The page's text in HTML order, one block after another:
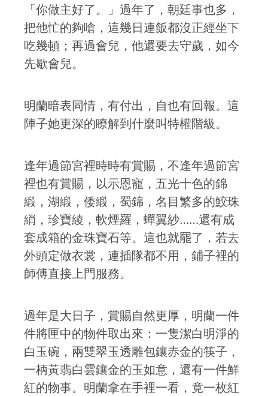
「你做主好了。」過年了，朝廷事也多，
把他忙的夠嗆，這幾日連飯都沒正經坐下
吃幾頓；再過會兒，他還要去守歲，如今
先歇會兒。
明蘭暗表同情，有付出，自也有回報。這
陣子她更深的瞭解到什麼叫特權階級。
逢年過節宮裡時時有賞賜，不逢年過節宮
裡也有賞賜，以示恩寵，五光十色的錦
緞，湖緞，倭緞，蜀錦，名目繁多的鮫珠
綃，珍寶綾，軟煙羅，蟬翼紗……還有成
套成箱的金珠寶石等。這也就罷了，若去
外頭定做衣裳，連插隊都不用，鋪子裡的
師傅直接上門服務。
過年是大日子，賞賜自然更厚，明蘭一件
件將匣中的物件取出來：一隻潔白明淨的
白玉碗，兩雙翠玉透雕包鑲赤金的筷子，
一柄黃翡白雲鑲金的玉如意，還有一件鮮
紅的物事。明蘭拿在手裡一看，竟一枚紅